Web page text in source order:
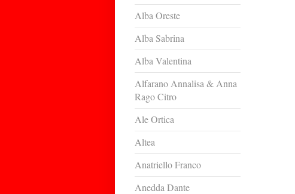
Alba Oreste
Alba Sabrina
Alba Valentina
Alfarano Annalisa & Anna
Rago Citro
Ale Ortica
Altea
Anatriello Franco
Anedda Dante